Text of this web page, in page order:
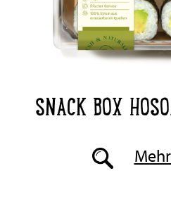
SNACK BOX